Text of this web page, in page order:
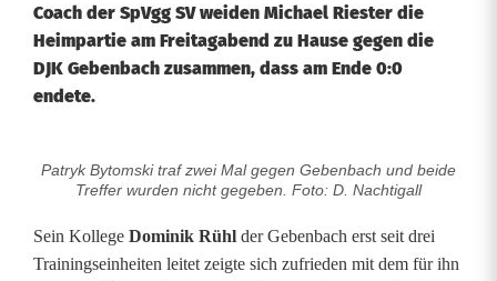
Coach der SpVgg SV weiden Michael Riester die
Heimpartie am Freitagabend zu Hause gegen die
DJK Gebenbach zusammen, dass am Ende 0:0
endete.
D
s
Patryk Bytomski traf zwei Mal gegen Gebenbach und beide
Treffer wurden nicht gegeben. Foto: D. Nachtigall
Sein Kollege Dominik Rühl der Gebenbach erst seit drei
Trainingseinheiten leitet zeigte sich zufrieden mit dem für ihn